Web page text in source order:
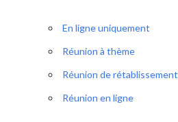
En ligne uniquement
Réunion à thème
Réunion de rétablissement
Réunion en ligne